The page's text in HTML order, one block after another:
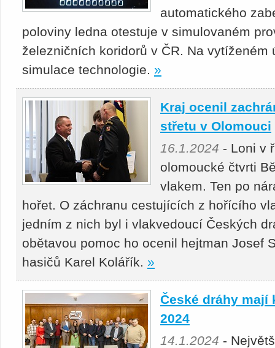
automatického
poloviny ledna otestuje v simulovaném
železničních koridorů v ČR. Na
simulace technologie. »
Kraj ocenil
střetu v Olomouci
16.1.2024 - Loni v
olomoucké čtvrti
vlakem. Ten po
hořet. O záchranu cestujících z hořícího
jedním z nich byl i vlakvedoucí Českých
obětavou pomoc ho ocenil hejtman Josef
hasičů Karel Kolářík. »
České dráhy
2024
14.1.2024 -